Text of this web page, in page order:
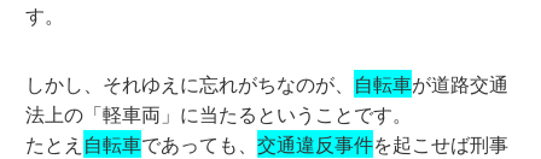
す。
しかし、それゆえに忘れがちなのが、 自転車が道路交通
法上の「軽車両」に当たるということです。
たとえ 自転車であっても、交通違反事件を起こせば刑事